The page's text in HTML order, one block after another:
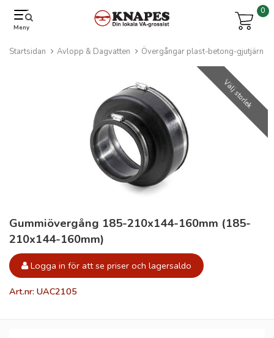
Meny
0
Startsidan Avlopp & Dagvatten Övergångar plast-betong-gjutjärn
Välj storlek
Gummiövergång 185-210x144-160mm (185-
210x144-160mm)
Logga in för att se priser och lagersaldo
Art.nr: UAC2105